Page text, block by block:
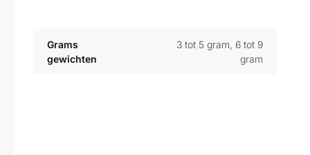
Grams
gewichten
3 tot 5 gram 6 tot 9
gram